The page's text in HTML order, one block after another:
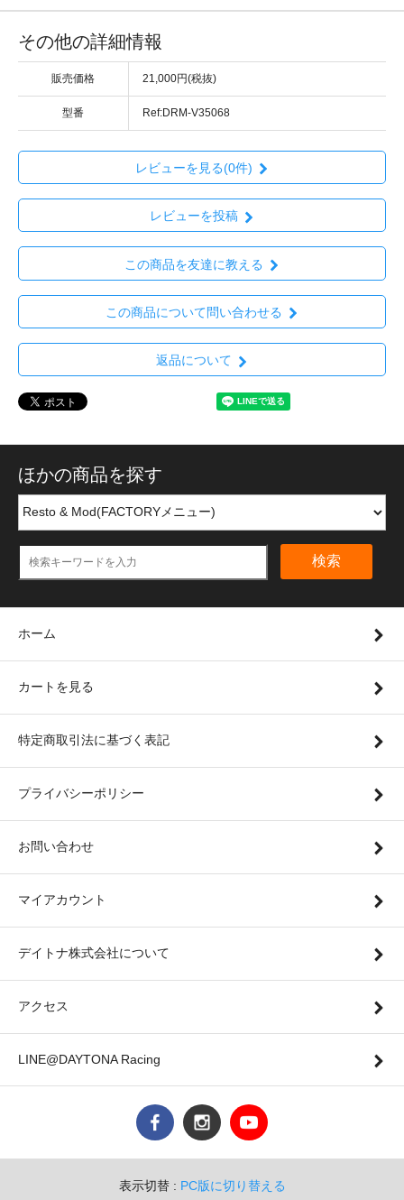
その他の詳細情報
販売価格 21,000円(税抜)
型番 Ref:DRM-V35068
レビューを見る(0件)
レビューを投稿
この商品を友達に教える
この商品について問い合わせる
返品について
ほかの商品を探す
検索
ホーム
カートを見る
特定商取引法に基づく表記
プライバシーポリシー
お問い合わせ
マイアカウント
デイトナ株式会社について
アクセス
LINE@DAYTONA Racing
表示切替 : PC版に切り替える